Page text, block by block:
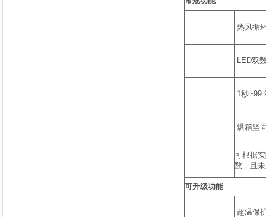
热风循
LED双
1秒
烘箱坚
可根据
数，且
可升级功能
超温保